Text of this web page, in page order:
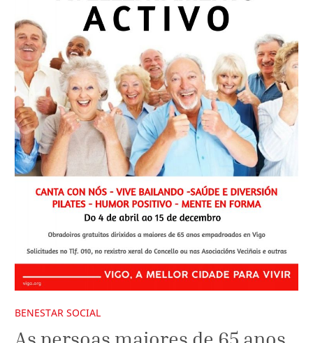
BENESTAR SOCIAL
As persoas maiores de 65 anos